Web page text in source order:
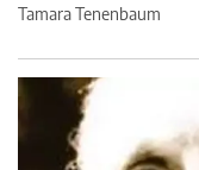
Tamara Tenenbaum